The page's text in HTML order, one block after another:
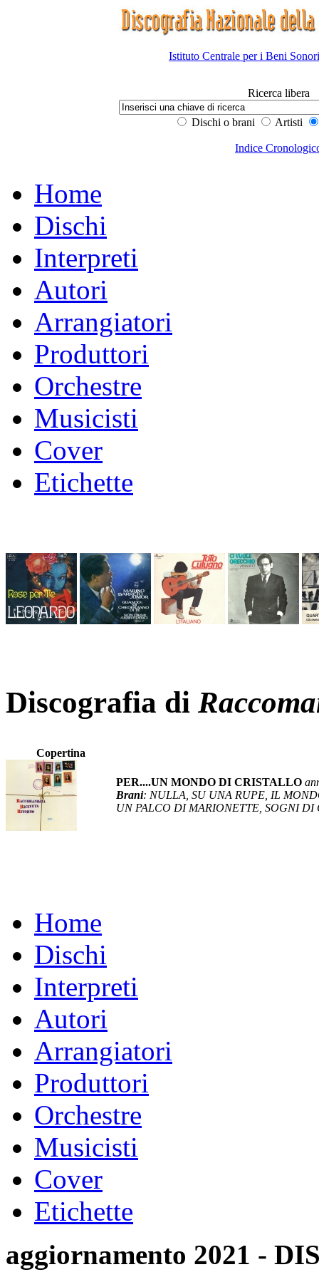
Istituto Centrale per i Beni
Ricerca libera
Dischi o brani Artisti
Indice
Home
Dischi
Interpreti
Autori
Arrangiatori
Produttori
Orchestre
Musicisti
Cover
Etichette
Discografia di
Copertina
PER....UN MONDO DI CRISTALLO
Brani: NULLA, SU UNA RUPE, IL
UN PALCO DI MARIONETTE, SOGNI DI
Home
Dischi
Interpreti
Autori
Arrangiatori
Produttori
Orchestre
Musicisti
Cover
Etichette
aggiornamento 2021 -